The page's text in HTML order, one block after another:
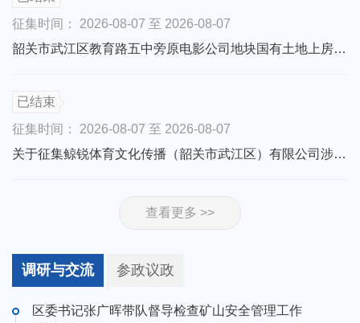
征集时间： 2026-08-07 至 2026-08-07
韶关市武江区教育路五中旁原电影公司地块国有土地上房屋征收补偿方案征求公众意见公告
已结束
征集时间： 2026-08-07 至 2026-08-07
关于征集鲸锐体育文化传播（韶关市武江区）有限公司涉嫌擅自举办校外培训机构的违法行为证据的公告
查看更多 >>
调研与交流 参政议政
区委书记张广晖带队督导检查矿山安全管理工作